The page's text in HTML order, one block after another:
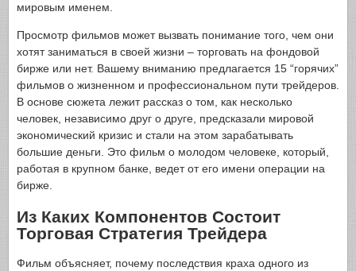
мировым именем.
Просмотр фильмов может вызвать понимание того, чем они
хотят заниматься в своей жизни – торговать на фондовой
бирже или нет. Вашему вниманию предлагается 15 “горячих”
фильмов о жизненном и профессиональном пути трейдеров.
В основе сюжета лежит рассказ о том, как несколько
человек, независимо друг о друге, предсказали мировой
экономический кризис и стали на этом зарабатывать
большие деньги. Это фильм о молодом человеке, который,
работая в крупном банке, ведет от его имени операции на
бирже.
Из Каких Компонентов Состоит
Торговая Стратегия Трейдера
Фильм объясняет, почему последствия краха одного из